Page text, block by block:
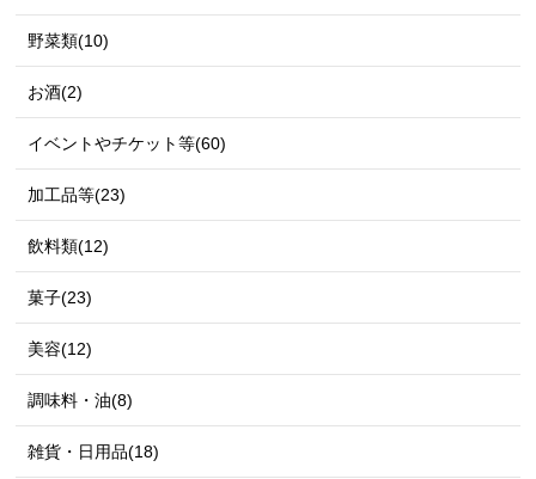
野菜類(10)
お酒(2)
イベントやチケット等(60)
加工品等(23)
飲料類(12)
菓子(23)
美容(12)
調味料・油(8)
雑貨・日用品(18)